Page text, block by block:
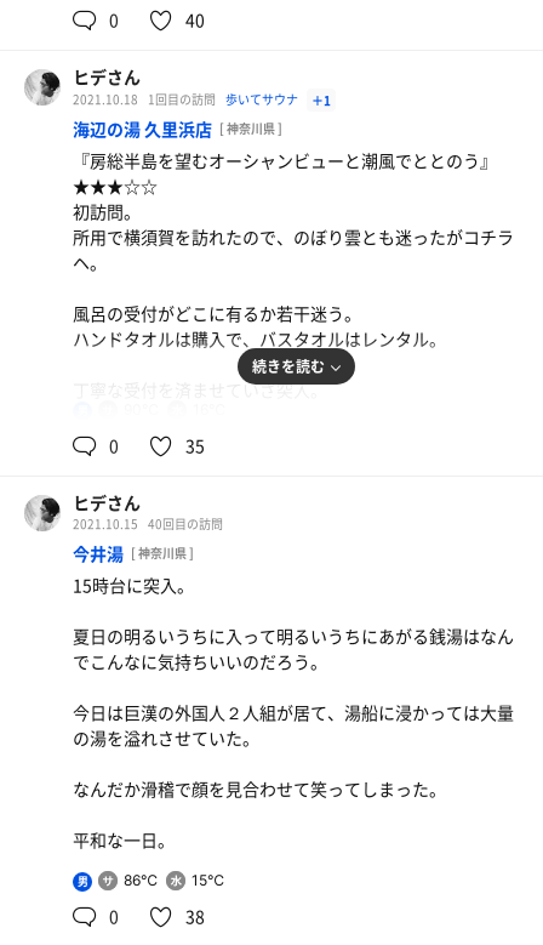
広い。大きな窓があり、露天からの光が差し込む明るいサ
ウナ室。
遠赤外線式で湿度はほんのり。カラカラではない。
良く考えてるなぁと思ったのが、マット交換を段ごとの交
換にしていて、
客を退室させる事なく、スムーズにやっていた事。
これはいい考えだなと。
温度が低めに設定されており、ゆっくりとコリをほぐせ
る。
ジェットバスが40℃以上だと、コリをほぐす前にのぼせて
水風呂。
サウナ室出てすぐ。程よく冷えた16℃に十分な深さ。申し
分無し。
外気浴。
露天エリアに点在しており、コールマンチェアも。
競争率は何故か低く、インフィニティで外気浴をいつも以
上に堪能した。
細かい所に気を遣っていることが分かる優良施設。
ぜひまた再訪したい。
0 40
ヒデさん
2021.10.18 1回目の訪問 歩いてサウナ ＋1
海辺の湯 久里浜店 [ 神奈川県 ]
『房総半島を望むオーシャンビューと潮風でととのう』
★★★☆☆
初訪問。
所用で横須賀を訪れたので、のぼり雲とも迷ったがコチラ
ヘ。
風呂の受付がどこに有るか若干迷う。
ハンドタオルは購入で、バスタオルはレンタル。
丁寧な受付を済ませていざ突入。
浴室は銭湯の様なシンプルな造り。
さてサウナ。
フィンランド式と記載があるがゴリゴリのジャパニーズ式
遠赤外線サウナ。笑
カラカラではなく、若干の湿度が有り、発汗良し。
水風呂。
サウナ横にすぐ。
外気浴。
ある景色。
ベンチが2脚あるのみ。
最低限のおさえるべき点はおさえている施設。
続きを読む
0 35
ヒデさん
2021.10.15 40回目の訪問
今井湯 [ 神奈川県 ]
15時台に突入。
夏日の明るいうちに入って明るいうちにあがる銭湯はなん
でこんなに気持ちいいのだろう。
今日は巨漢の外国人２人組が居て、湯船に浸かっては大量
の湯を溢れさせていた。
なんだか滑稽で顔を見合わせて笑ってしまった。
平和な一日。
男 86℃ 15℃
0 38